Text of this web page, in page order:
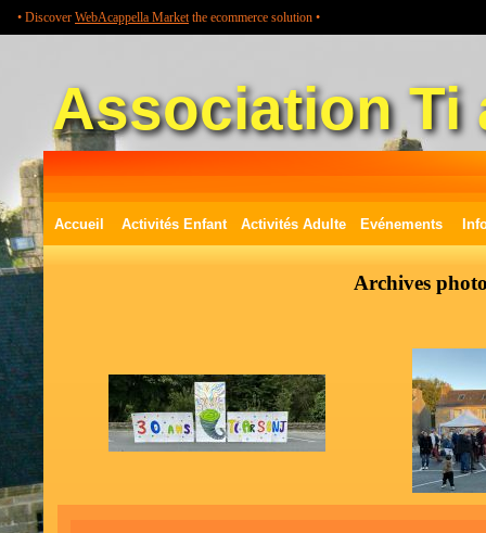
• Discover WebAcappella Marketthe ecommerce solution •
Archives
Evénements
Activités Adulte
Activités Enfant
Accueil
Association Ti